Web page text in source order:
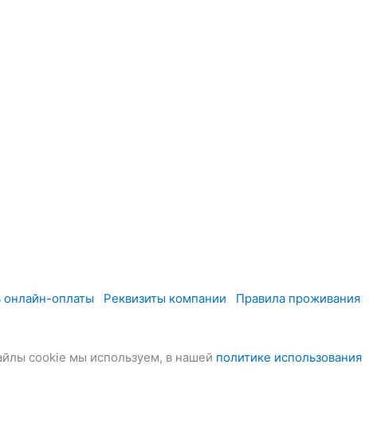
онлайн-оплаты Реквизиты компании
Правила проживания
cookie мы используем, в нашей политике использования